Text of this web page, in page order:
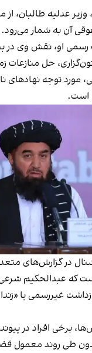
عدلیه طالبان،
آن به شمار می‌رود.
رسمی او، نقش وی در
حل منازعات
مورد توجه نهادهای
است.
در گزارش‌های
که عبدالحکیم
غیررسمی یا
برخی افراد در
طی روند معمول